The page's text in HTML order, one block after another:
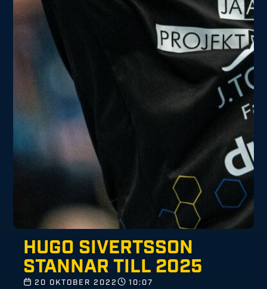
HUGO SIVERTSSON
STANNAR TILL 2025
20 OKTOBER 2022 10:07